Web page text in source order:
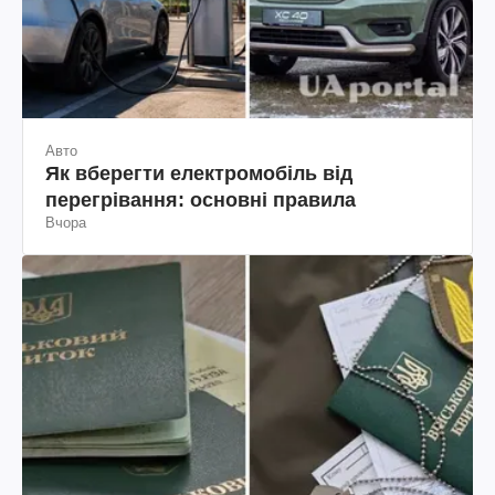
Авто
Як вберегти електромобіль від
перегрівання: основні правила
Вчора